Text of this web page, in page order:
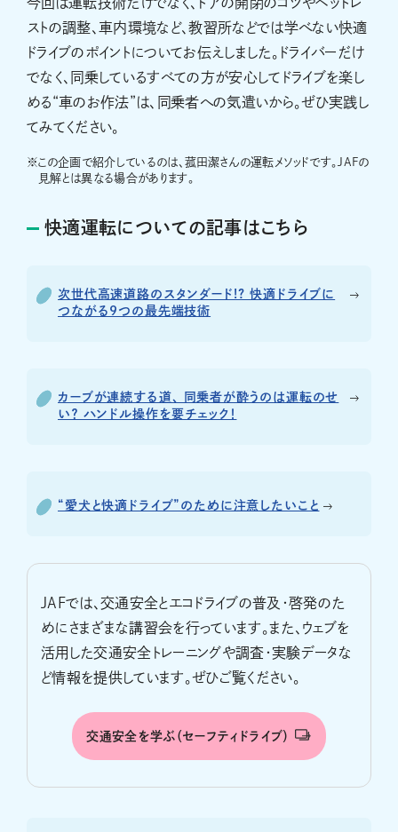
ストの調整、車内環境など、教習所などでは学べない快適
ドライブのポイントについてお伝えしました。ドライバーだけ
でなく、同乗しているすべての方が安心してドライブを楽し
める“車のお作法”は、同乗者への気遣いから。ぜひ実践し
てみてください。
※この企画で紹介しているのは、菰田潔さんの運転メソッドです。JAFの
見解とは異なる場合があります。
快適運転についての記事はこちら
次世代高速道路のスタンダード!? 快適ドライブに
つながる9つの最先端技術
カーブが連続する道、 同乗者が酔うのは運転のせ
い？ ハンドル操作を要チェック！
“愛犬と快適ドライブ”のために注意したいこと
JAFでは、交通安全とエコドライブの普及・啓発のた
めにさまざまな講習会を行っています。また、ウェブを
活用した交通安全トレーニングや調査・実験データな
ど情報を提供しています。ぜひご覧ください。
交通安全を学ぶ（セーフティドライブ）